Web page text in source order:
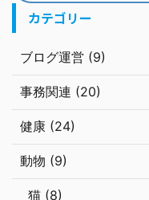
カテゴリー
ブログ運営 (9)
事務関連 (20)
健康 (24)
動物 (9)
猫 (8)